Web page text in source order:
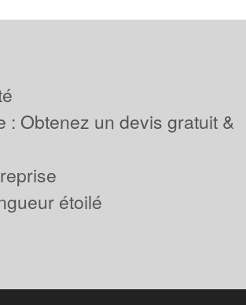
: Obtenez un devis gratuit &
étoilé